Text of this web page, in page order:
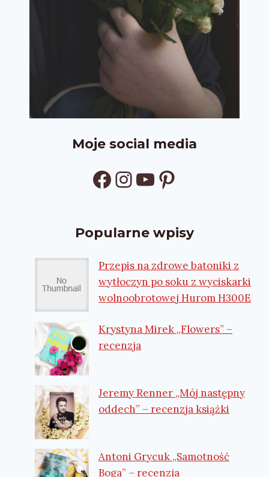
Moje social media
Facebook
Instagram
YouTube
Pinterest
Popularne wpisy
Przepis na zdrowe batoniki z
wytłoczyn po soku z wyciskarki
wolnoobrotowej Hurom H300E
Krystyna Mirek „Flowers” –
recenzja
Jeremy Renner „Mój następny
oddech” – recenzja książki
Antoni Grycuk „Samotność
Boga” – recenzja